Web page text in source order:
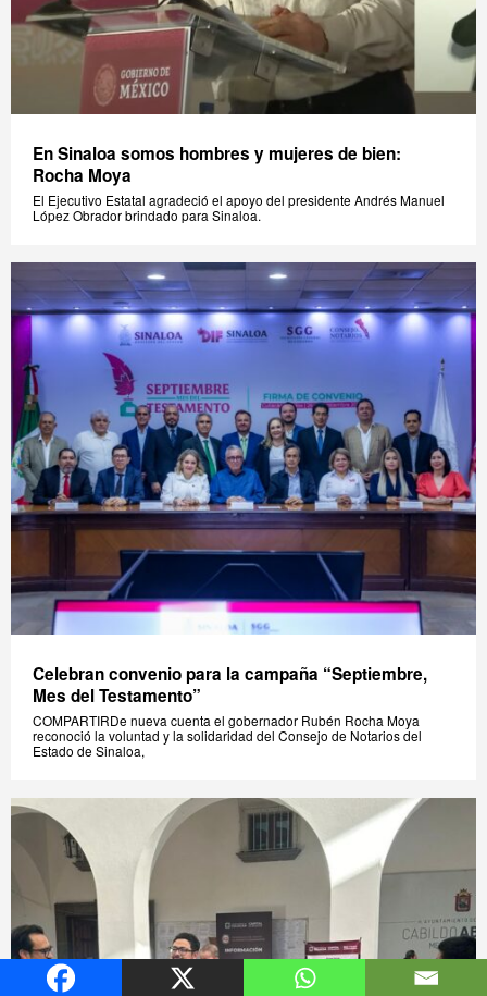
En Sinaloa somos hombres y mujeres de bien:
Rocha Moya
El Ejecutivo Estatal agradeció el apoyo del presidente Andrés Manuel
López Obrador brindado para Sinaloa.
Celebran convenio para la campaña “Septiembre,
Mes del Testamento”
COMPARTIRDe nueva cuenta el gobernador Rubén Rocha Moya
reconoció la voluntad y la solidaridad del Consejo de Notarios del
Estado de Sinaloa,